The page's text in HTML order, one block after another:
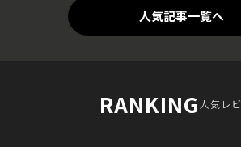
人気記事一覧へ
RANKING人気レ